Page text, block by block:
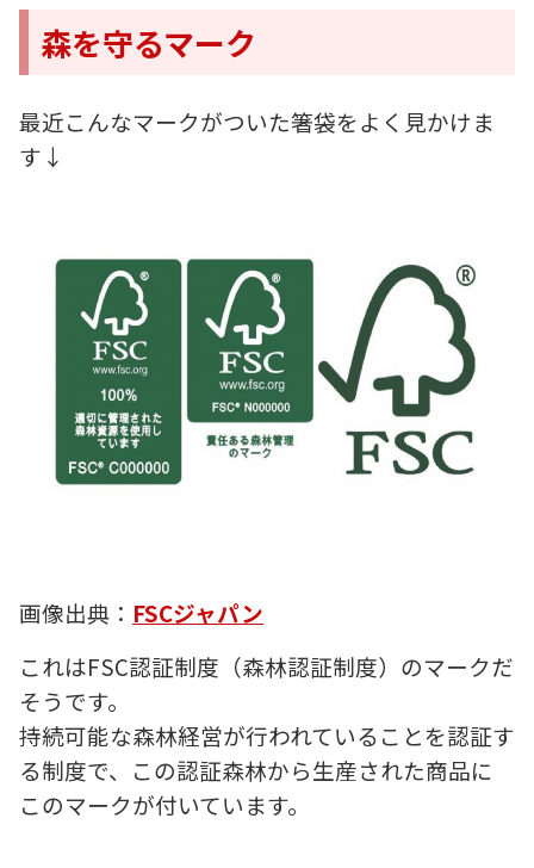
森を守るマーク
最近こんなマークがついた箸袋をよく見かけま
す↓
画像出典： FSCジャパン
これはFSC認証制度（森林認証制度）のマークだ
そうです。
持続可能な森林経営が行われていることを認証す
る制度で、この認証森林から生産された商品に
このマークが付いています。